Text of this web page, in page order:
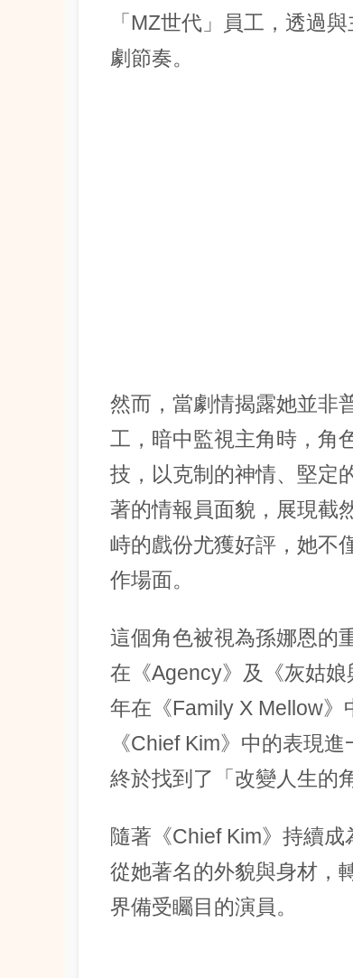
「MZ世代」員工，透過
劇節奏。
然而，當劇情揭露她並非
工，暗中監視主角時，角
技，以克制的神情、堅定
著的情報員面貌，展現截
峙的戲份尤獲好評，她不
作場面。
這個角色被視為孫娜恩的
在《Agency》及《灰姑
年在《Family X Mellow
《Chief Kim》中的表現
終於找到了「改變人生的
隨著《Chief Kim》持續
從她著名的外貌與身材，
界備受矚目的演員。